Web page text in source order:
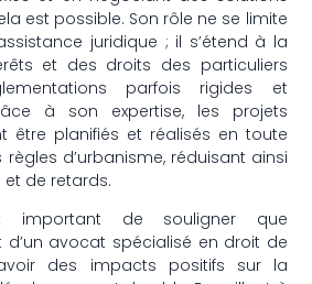
est possible. Son rôle ne se limite
juridique ; il s’étend à la
et des droits des particuliers
parfois rigides et
à son expertise, les projets
être planifiés et réalisés en toute
d’urbanisme, réduisant ainsi
et de retards.
important de souligner que
d’un avocat spécialisé en droit de
des impacts positifs sur la